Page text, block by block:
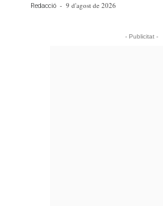
Redacció - 9 d'agost de 2026
- Publicitat -